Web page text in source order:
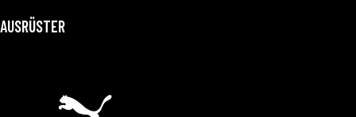
AUSRÜSTER